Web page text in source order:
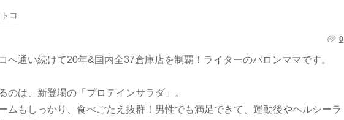
コ
0
へ通い続けて20年&国内全37倉庫店を制覇！ライターのバロンママです。
のは、新登場の「プロテインサラダ」。
ムもしっかり、食べごたえ抜群！男性でも満足できて、運動後やヘルシーラ